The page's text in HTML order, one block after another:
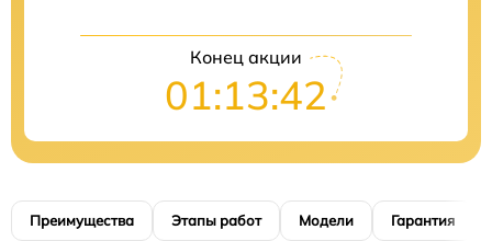
Конец акции
01:13:41
Преимущества Этапы работ Модели Гарантия